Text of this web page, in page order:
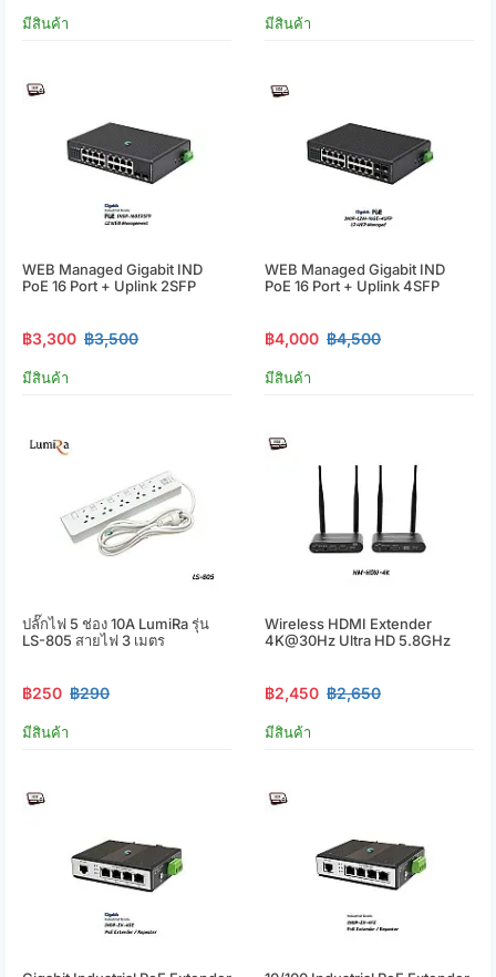
มีสินค้า มีสินค้า
WEB Managed Gigabit IND
PoE 16 Port + Uplink 2SFP
฿3,300 ฿3,500
มีสินค้า
WEB Managed Gigabit IND
PoE 16 Port + Uplink 4SFP
฿4,000 ฿4,500
มีสินค้า
ปลั๊กไฟ 5 ช่อง 10A LumiRa รุ่น
LS-805 สายไฟ 3 เมตร
฿250 ฿290
มีสินค้า
Wireless HDMI Extender
4K@30Hz Ultra HD 5.8GHz
฿2,450 ฿2,650
มีสินค้า